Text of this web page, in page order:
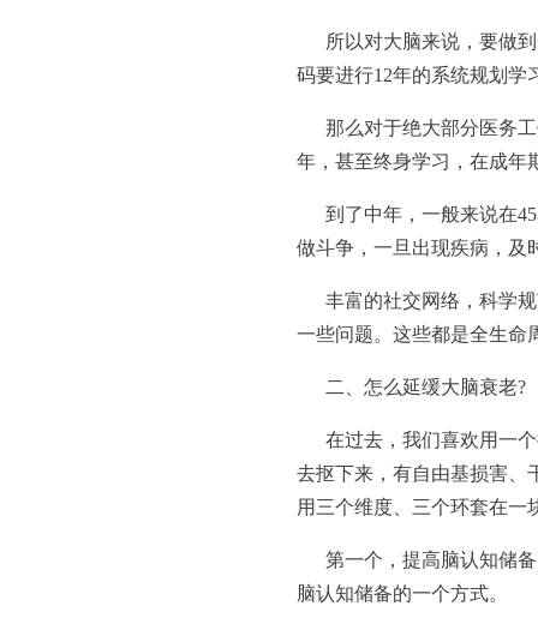
所以对大脑来说，要做
码要进行12年的系统规划学
那么对于绝大部分医务
年，甚至终身学习，在成年
到了中年，一般来说在
做斗争，一旦出现疾病，及
丰富的社交网络，科学
一些问题。这些都是全生命
二、怎么延缓大脑衰老?
在过去，我们喜欢用一
去抠下来，有自由基损害、
用三个维度、三个环套在一
第一个，提高脑认知储
脑认知储备的一个方式。